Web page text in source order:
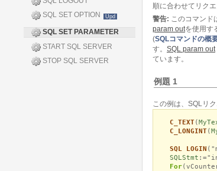
SQL SET OPTION
Upd
SQL SET PARAMETER
START SQL SERVER
STOP SQL SERVER
順に合わせてリク
警告: このコマンド
param outを使用す
(SQLコマンドの概
す。 SQL param out
ています。
例題 1
この例は、SQLリ
C_TEXT(
C_LONGINT(
SQL LOGIN
SQLStmt
For